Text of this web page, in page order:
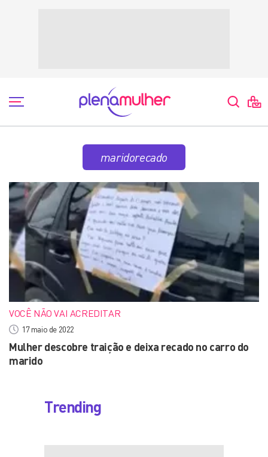
maridorecado
VOCÊ NÃO VAI ACREDITAR
17 maio de 2022
Mulher descobre traição e deixa recado no carro do
marido
Trending